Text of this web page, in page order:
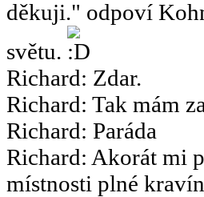
děkuji." odpoví
světu.
Richard: Zdar.
Richard: Tak mám
Richard: Paráda
Richard: Akorát mi
místnosti plné kravín